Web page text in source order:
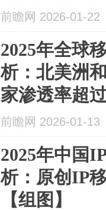
前瞻网 2026-01-22
2025年全球
析：北美洲
家渗透率超
前瞻网 2026-01-13
2025年中国
析：原创IP
【组图】